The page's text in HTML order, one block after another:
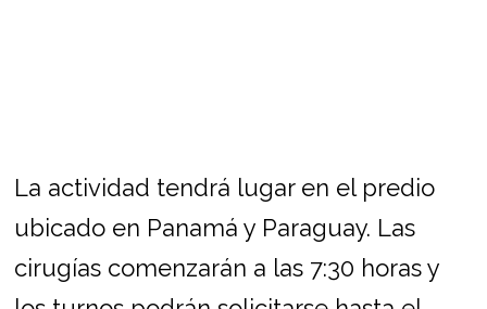
La actividad tendrá lugar en el predio
ubicado en Panamá y Paraguay. Las
cirugías comenzarán a las 7:30 horas y